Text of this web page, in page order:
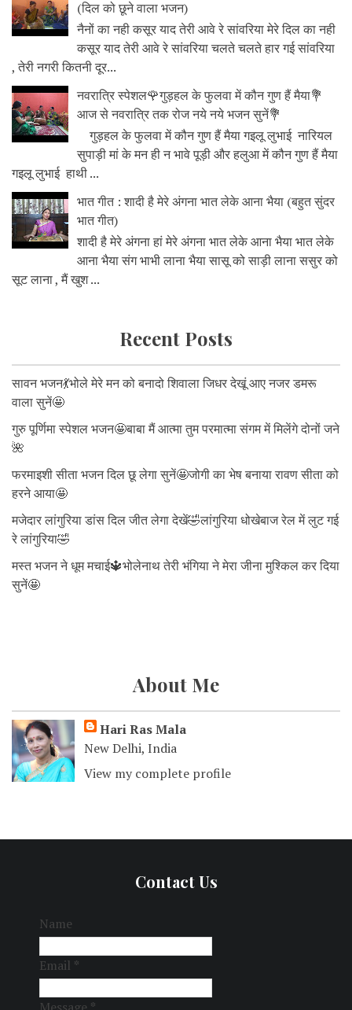
(दिल को छूने वाला भजन)
नैनों का नही कसूर याद तेरी आवे रे सांवरिया मेरे दिल का नही
कसूर याद तेरी आवे रे सांवरिया चलते चलते हार गई सांवरिया
, तेरी नगरी कितनी दूर...
नवरात्रि स्पेशल🌹गुड़हल के फुलवा में कौन गुण हैं मैया💐
आज से नवरात्रि तक रोज नये नये भजन सुनें💐
गुड़हल के फुलवा में कौन गुण हैं मैया गइलू लुभाई नारियल
सुपाड़ी मां के मन ही न भावे पूड़ी और हलुआ में कौन गुण हैं मैया
गइलू लुभाई हाथी ...
भात गीत : शादी है मेरे अंगना भात लेके आना भैया (बहुत सुंदर
भात गीत)
शादी है मेरे अंगना हां मेरे अंगना भात लेके आना भैया भात लेके
आना भैया संग भाभी लाना भैया सासू को साड़ी लाना ससुर को
सूट लाना , मैं खुश ...
Recent Posts
सावन भजन💃भोले मेरे मन को बनादो शिवाला जिधर देखूं आए नजर डमरू
वाला सुनें🤩
गुरु पूर्णिमा स्पेशल भजन🤩बाबा मैं आत्मा तुम परमात्मा संगम में मिलेंगे दोनों जने
🌺
फरमाइशी सीता भजन दिल छू लेगा सुनें🤩जोगी का भेष बनाया रावण सीता को
हरने आया🤩
मजेदार लांगुरिया डांस दिल जीत लेगा देखें🤣लांगुरिया धोखेबाज रेल में लुट गई
रे लांगुरिया🤣
मस्त भजन ने धूम मचाई🔱भोलेनाथ तेरी भंगिया ने मेरा जीना मुश्किल कर दिया
सुनें🤩
About Me
Hari Ras Mala
New Delhi, India
View my complete profile
Contact Us
Name
Email *